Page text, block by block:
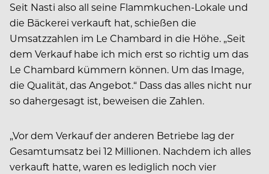
Seit Nasti also all seine Flammkuchen-Lokale und
die Bäckerei verkauft hat, schießen die
Umsatzzahlen im Le Chambard in die Höhe. „Seit
dem Verkauf habe ich mich erst so richtig um das
Le Chambard kümmern können. Um das Image,
die Qualität, das Angebot.“ Dass das alles nicht nur
so dahergesagt ist, beweisen die Zahlen.
„Vor dem Verkauf der anderen Betriebe lag der
Gesamtumsatz bei 12 Millionen. Nachdem ich alles
verkauft hatte, waren es lediglich noch vier